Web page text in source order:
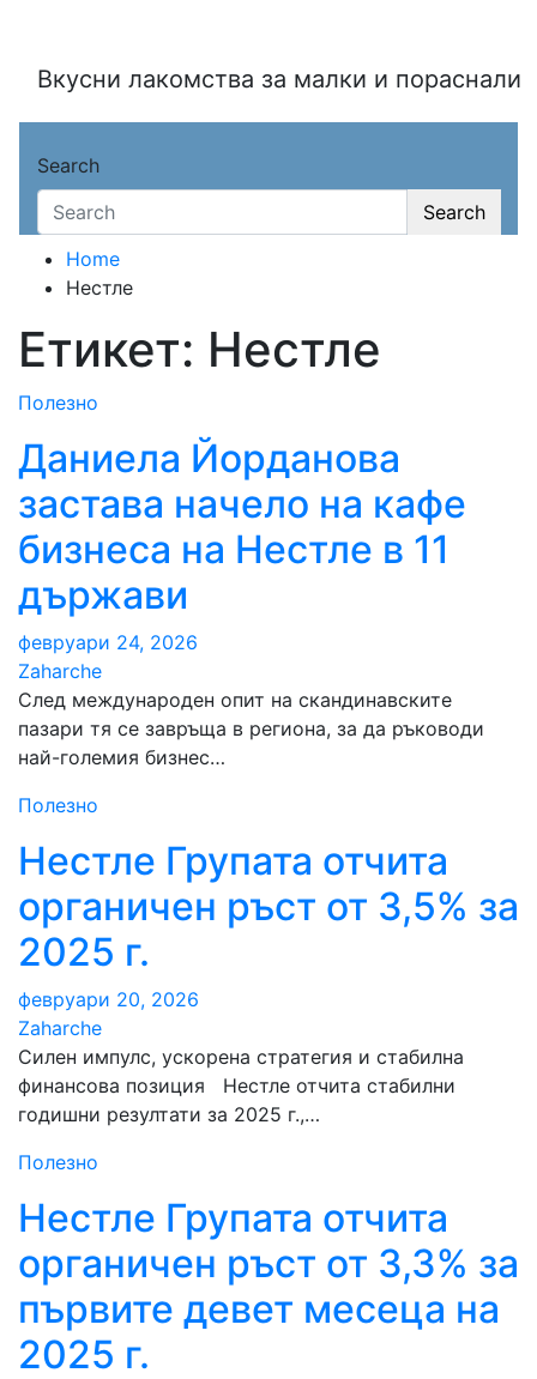
contentВкусни лакомства за малки и пораснали
Search
Search
Home
Нестле
Етикет: Нестле
Полезно
Даниела Йорданова
застава начело на кафе
бизнеса на Нестле в 11
държави
февруари 24, 2026
Zaharche
След международен опит на скандинавските
пазари тя се завръща в региона, за да ръководи
най-големия бизнес…
Полезно
Нестле Групата отчита
органичен ръст от 3,5% за
2025 г.
февруари 20, 2026
Zaharche
Силен импулс, ускорена стратегия и стабилна
финансова позиция Нестле отчита стабилни
годишни резултати за 2025 г.,…
Полезно
Нестле Групата отчита
органичен ръст от 3,3% за
първите девет месеца на
2025 г.